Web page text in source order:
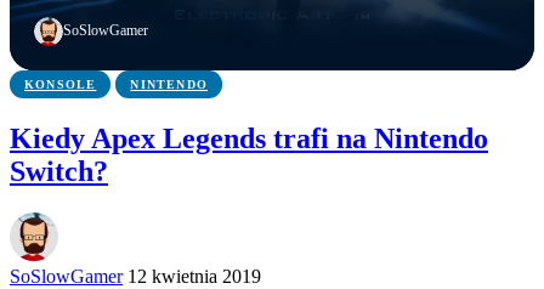
SoSlowGamer
pokolenie
wyprzedzony
fundusz za 55 miliardów dolarów
KONSOLE NINTENDO
Kiedy Apex Legends trafi na Nintendo
Switch?
SoSlowGamer 12 kwietnia 2019